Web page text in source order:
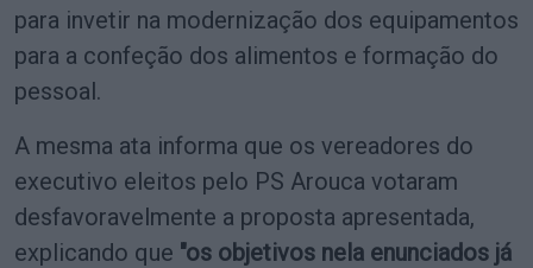
para invetir na modernização dos equipamentos
para a confeção dos alimentos e formação do
pessoal.
A mesma ata informa que os vereadores do
executivo eleitos pelo PS Arouca votaram
desfavoravelmente a proposta apresentada,
explicando que "os objetivos nela enunciados já